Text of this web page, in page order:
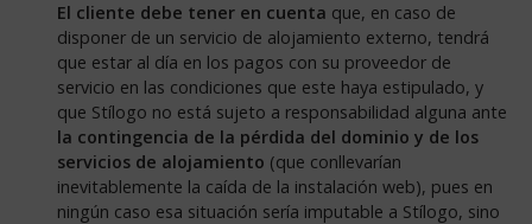
El cliente debe tener en cuenta que, en caso de
disponer de un servicio de alojamiento externo, tendrá
que estar al día en los pagos con su proveedor de
servicio en las condiciones que este haya estipulado, y
que Stílogo no está sujeto a responsabilidad alguna ante
la contingencia de la pérdida del dominio y de los
servicios de alojamiento (que conllevarían
inevitablemente la caída de la instalación web), pues en
ningún caso esa situación sería imputable a Stílogo, sino